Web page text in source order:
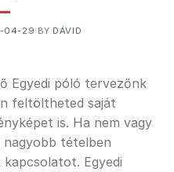
04-29 BY DÁVID
Egyedi póló tervezőnk
feltöltheted saját
is. Ha nem vagy
nagyobb tételben
Egyedi